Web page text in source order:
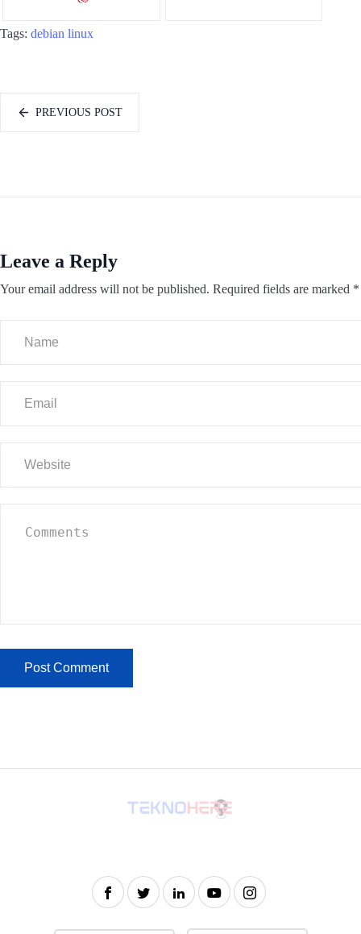
Tags: debian linux
PREVIOUS POST
Leave a Reply
Your email address will not be published. Required fields are marked *